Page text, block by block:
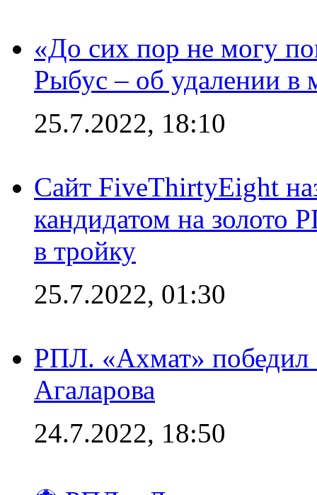
«До сих пор не могу
Рыбус – об удалении в
25.7.2022, 18:10
Сайт FiveThirtyEight
кандидатом на
в тройку
25.7.2022, 01:30
РПЛ. «Ахмат» победил
Агаларова
24.7.2022, 18:50